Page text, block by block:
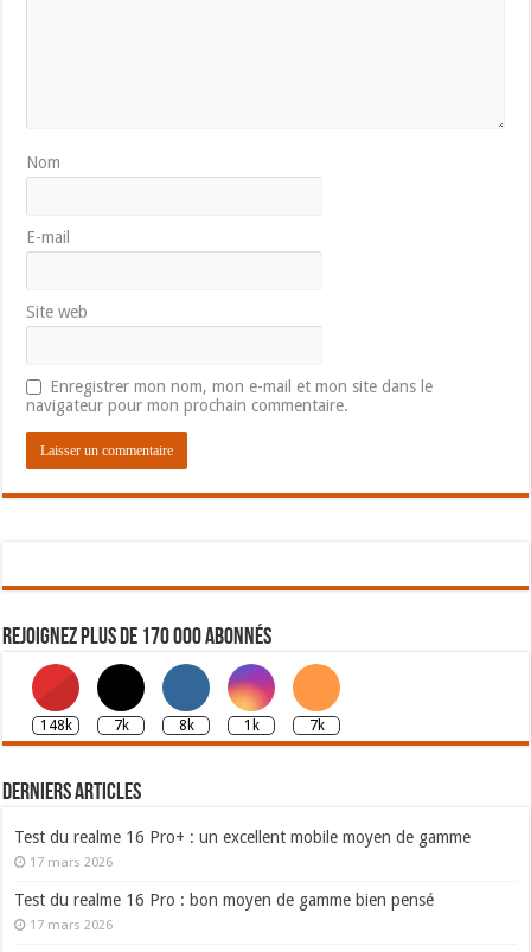
Nom
E-mail
Site web
Enregistrer mon nom, mon e-mail et mon site dans le
navigateur pour mon prochain commentaire.
Rejoignez plus de 170 000 abonnés
148k 7k 8k 1k 7k
Derniers articles
Test du realme 16 Pro+ : un excellent mobile moyen de gamme
17 mars 2026
Test du realme 16 Pro : bon moyen de gamme bien pensé
17 mars 2026